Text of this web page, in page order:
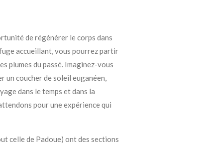
de régénérer le corps dans
accueillant, vous pourrez partir
plumes du passé. Imaginez-vous
un coucher de soleil euganéen,
dans le temps et dans la
pour une expérience qui
celle de Padoue) ont des sections